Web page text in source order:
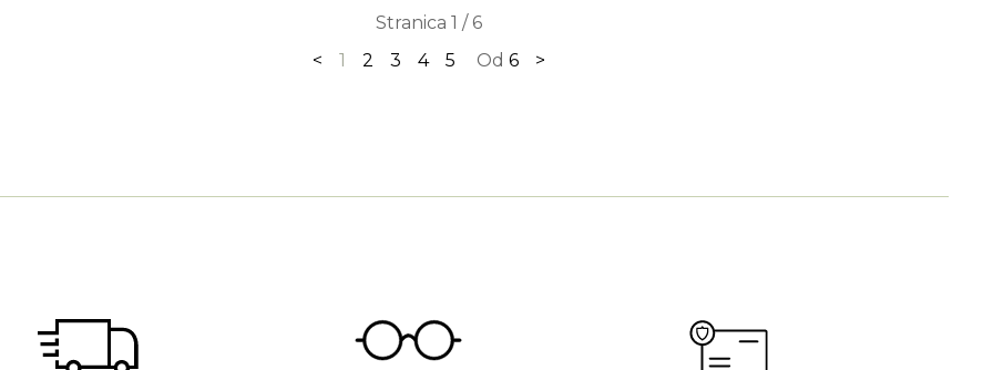
Stranica 1 / 6
<
1 2 3 4 5 Od 6 >